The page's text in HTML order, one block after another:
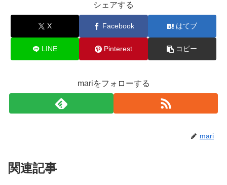
シェアする
X Facebook はてブ
LINE Pinterest コピー
mariをフォローする
mari
関連記事